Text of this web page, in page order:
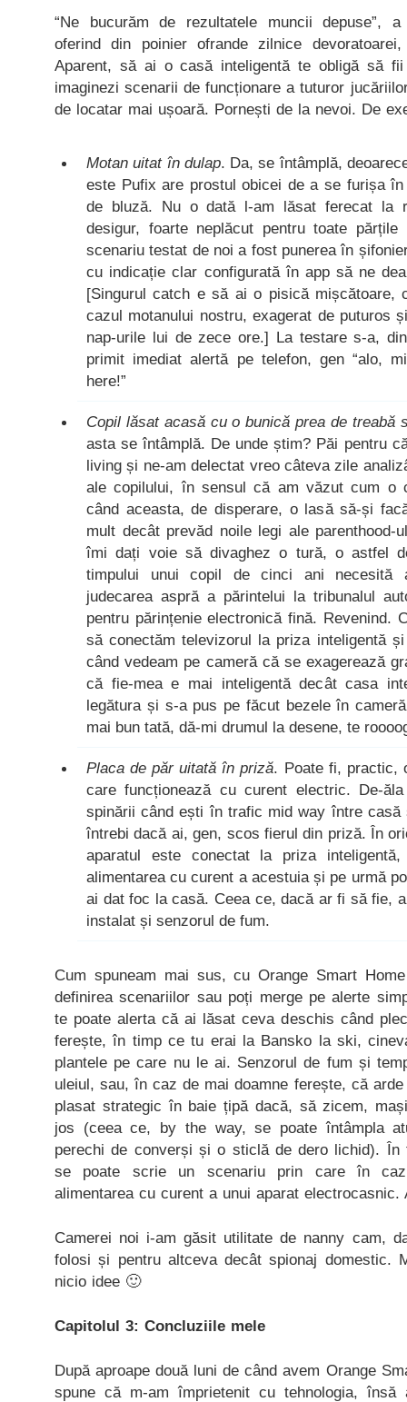
“Ne bucurăm de rezultatele muncii depuse”,
oferind din poinier ofrande zilnice
Aparent, să ai o casă inteligentă te obligă să
imaginezi scenarii de funcționare a tuturor
de locatar mai ușoară. Pornești de la nevoi. De
Motan uitat în dulap. Da, se întâmplă,
este Pufix are prostul obicei de a se furișa
de bluză. Nu o dată l-am lăsat ferecat la
desigur, foarte neplăcut pentru toate
scenariu testat de noi a fost punerea în
cu indicație clar configurată în app să ne
[Singurul catch e să ai o pisică mișcătoare,
cazul motanului nostru, exagerat de puturos
nap-urile lui de zece ore.] La testare s-a,
primit imediat alertă pe telefon, gen “alo,
here!”
Copil lăsat acasă cu o bunică prea de treabă
asta se întâmplă. De unde știm? Păi pentru
living și ne-am delectat vreo câteva zile
ale copilului, în sensul că am văzut cum o
când aceasta, de disperare, o lasă să-și
mult decât prevăd noile legi ale parenthood-
îmi dați voie să divaghez o tură, o astfel
timpului unui copil de cinci ani necesită
judecarea aspră a părintelui la tribunalul
pentru părințenie electronică fină. Revenind.
să conectăm televizorul la priza inteligentă
când vedeam pe cameră că se exagerează
că fie-mea e mai inteligentă decât casa
legătura și s-a pus pe făcut bezele în
mai bun tată, dă-mi drumul la desene, te
Placa de păr uitată în priză. Poate fi, practic,
care funcționează cu curent electric. De-
spinării când ești în trafic mid way între
întrebi dacă ai, gen, scos fierul din priză. În
aparatul este conectat la priza
alimentarea cu curent a acestuia și pe urmă
ai dat foc la casă. Ceea ce, dacă ar fi să fie,
instalat și senzorul de fum.
Cum spuneam mai sus, cu Orange Smart
definirea scenariilor sau poți merge pe alerte
te poate alerta că ai lăsat ceva deschis când
ferește, în timp ce tu erai la Bansko la ski,
plantele pe care nu le ai. Senzorul de fum și
uleiul, sau, în caz de mai doamne ferește, că
plasat strategic în baie țipă dacă, să zicem,
jos (ceea ce, by the way, se poate întâmpla
perechi de converși și o sticlă de dero lichid). În
se poate scrie un scenariu prin care în
alimentarea cu curent a unui aparat
Camerei noi i-am găsit utilitate de nanny cam,
folosi și pentru altceva decât spionaj domestic.
nicio idee 🙂
Capitolul 3: Concluziile mele
După aproape două luni de când avem Orange
spune că m-am împrietenit cu tehnologia,